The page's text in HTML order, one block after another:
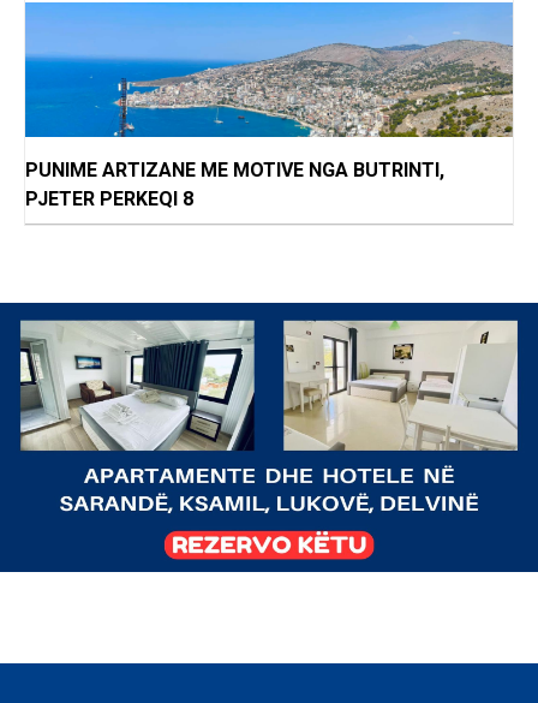
PUNIME ARTIZANE ME MOTIVE NGA BUTRINTI,
PJETER PERKEQI 8